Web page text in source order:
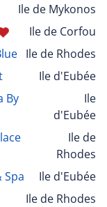
Ile de Mykonos
Ile de Corfou
Ile de Rhodes
Ile d'Eubée
By
Ile
d'Eubée
Ile de
Rhodes
Spa
Ile d'Eubée
Ile de Rhodes